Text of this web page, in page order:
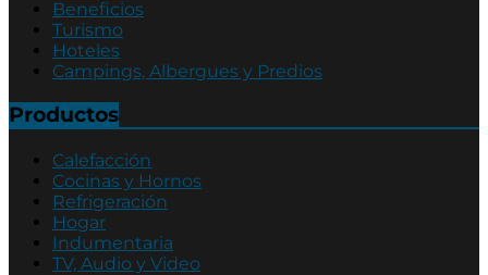
Beneficios
Turismo
Hoteles
Campings, Albergues y Predios
Productos
Calefacción
Cocinas y Hornos
Refrigeración
Hogar
Indumentaria
TV, Audio y Video